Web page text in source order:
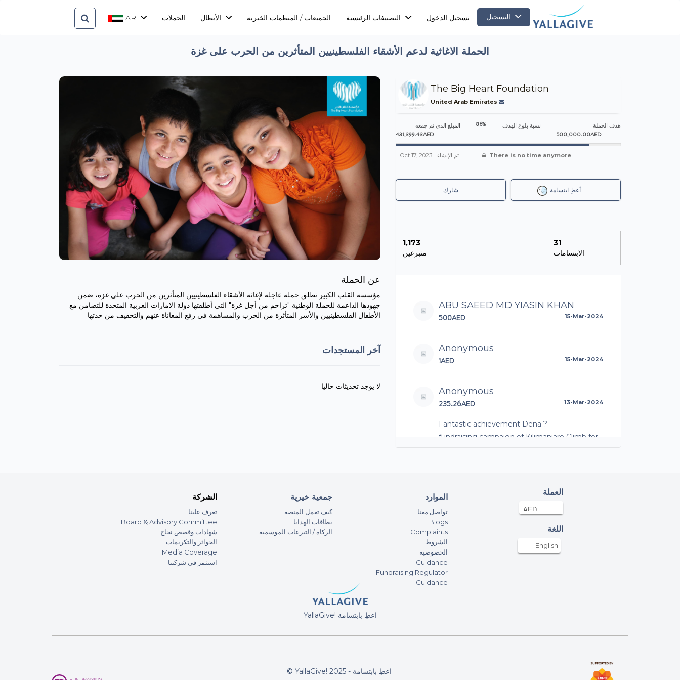
AR الحملات الجميعات / المنظمات الخيرية تسجيل الدخول
الحملة الاغاثية لدعم الأشقاء الفلسطينيين المتأثرين من الحرب على غزة
عن الحملة
مؤسسة القلب الكبير تطلق حملة عاجلة لإغاثة الأشقاء الفلسطينيين المتأثرين من الحرب على غزة، ضمن
جهودها الداعمة للحملة الوطنية "تراحم من أجل غزة" التي أطلقتها دولة الامارات العربية المتحدة للتضامن مع
الأطفال الفلسطينيين والأسر المتأثرة من الحرب والمساهمة في رفع المعاناة عنهم والتخفيف من حدتها
آخر المستجدات
لا يوجد تحديثات حاليا
The Big Heart Foundation
United Arab Emirates
المبلغ الذي تم جمعه
431,399.43AED
نسبة بلوغ الهدف 86% هدف الحملة
500,000.00AED
تم الإنشاء Oct 17, 2023 There is no time anymore
أعطِ ابتسامة شارك
1,173
متبرعين
31
الابتسامات
ABU SAEED MD YIASIN KHAN
500AED 15-Mar-2024
Anonymous
1AED 15-Mar-2024
Anonymous
235.26AED 13-Mar-2024
Fantastic achievement Dena ?
fundraising campaign of Kilimanjaro Climb for
Anonymous
80AED
Stay strong, Allah is with you
Afroz Iqbal
1000AED
09-Mar-2024
الشركة
تعرف علينا
Board & Advisory Committee
شهادات وقصص نجاح
الجوائز والتكريمات
Media Coverage
استثمر في شركتنا
جمعية خيرية
كيف تعمل المنصة
بطاقات الهدايا
الزكاة / التبرعات الموسمية
الموارد
تواصل معنا
Blogs
Complaints
الشروط
الخصوصية
Guidance
Fundraising Regulator
Guidance
العملة
اللغة
English
YallaGive! اعطِ بابتسامة
© YallaGive! اعطِ بابتسامة - 2025